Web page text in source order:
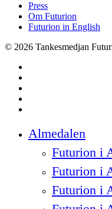
Press
Om Futurion
Futurion in English
© 2026 Tankesmedjan
Menu
Almedalen
Futurion i
Futurion i
Futurion i